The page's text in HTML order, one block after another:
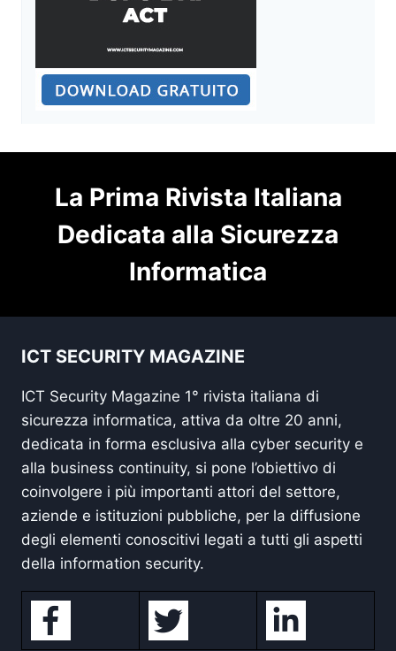
La Prima Rivista Italiana
Dedicata alla Sicurezza
Informatica
ICT SECURITY MAGAZINE
ICT Security Magazine 1° rivista italiana di
sicurezza informatica, attiva da oltre 20 anni,
dedicata in forma esclusiva alla cyber security e
alla business continuity, si pone l’obiettivo di
coinvolgere i più importanti attori del settore,
aziende e istituzioni pubbliche, per la diffusione
degli elementi conoscitivi legati a tutti gli aspetti
della information security.